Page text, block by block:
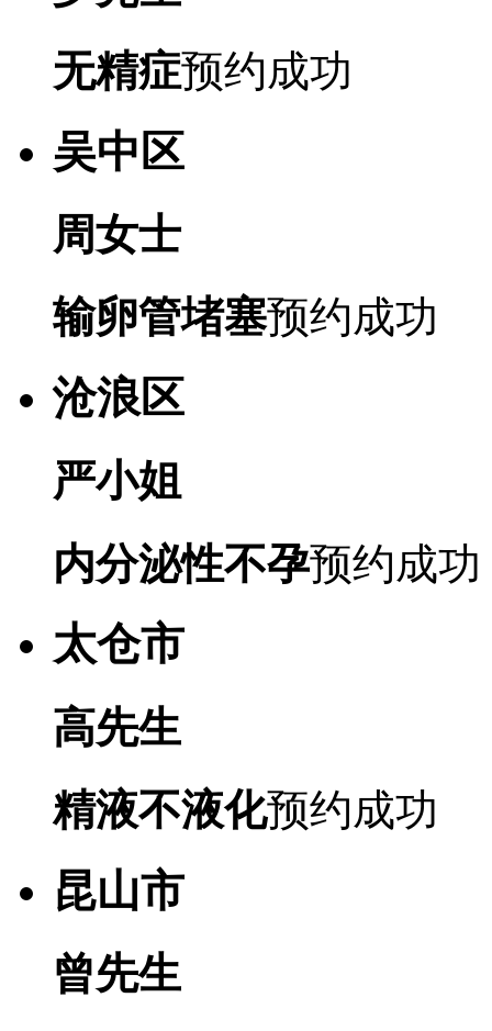
无精症预约成功
吴中区
周女士
输卵管堵塞预约成功
沧浪区
严小姐
内分泌性不孕预约成功
太仓市
高先生
精液不液化预约成功
昆山市
曾先生